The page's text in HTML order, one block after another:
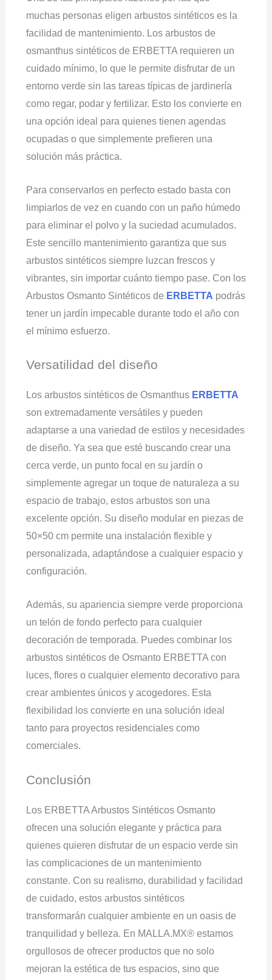
muchas personas eligen arbustos sintéticos es la
facilidad de mantenimiento. Los arbustos de
osmanthus sintéticos de ERBETTA requieren un
cuidado mínimo, lo que le permite disfrutar de un
entorno verde sin las tareas típicas de jardinería
como regar, podar y fertilizar. Esto los convierte en
una opción ideal para quienes tienen agendas
ocupadas o que simplemente prefieren una
solución más práctica.
Para conservarlos en perfecto estado basta con
limpiarlos de vez en cuando con un paño húmedo
para eliminar el polvo y la suciedad acumulados.
Este sencillo mantenimiento garantiza que sus
arbustos sintéticos siempre luzcan frescos y
vibrantes, sin importar cuánto tiempo pase. Con los
Arbustos Osmanto Sintéticos de ERBETTA podrás
tener un jardín impecable durante todo el año con
el mínimo esfuerzo.
Versatilidad del diseño
Los arbustos sintéticos de Osmanthus ERBETTA
son extremadamente versátiles y pueden
adaptarse a una variedad de estilos y necesidades
de diseño. Ya sea que esté buscando crear una
cerca verde, un punto focal en su jardín o
simplemente agregar un toque de naturaleza a su
espacio de trabajo, estos arbustos son una
excelente opción. Su diseño modular en piezas de
50×50 cm permite una instalación flexible y
personalizada, adaptándose a cualquier espacio y
configuración.
Además, su apariencia siempre verde proporciona
un telón de fondo perfecto para cualquier
decoración de temporada. Puedes combinar los
arbustos sintéticos de Osmanto ERBETTA con
luces, flores o cualquier elemento decorativo para
crear ambientes únicos y acogedores. Esta
flexibilidad los convierte en una solución ideal
tanto para proyectos residenciales como
comerciales.
Conclusión
Los ERBETTA Arbustos Sintéticos Osmanto
ofrecen una solución elegante y práctica para
quienes quieren disfrutar de un espacio verde sin
las complicaciones de un mantenimiento
constante. Con su realismo, durabilidad y facilidad
de cuidado, estos arbustos sintéticos
transformarán cualquier ambiente en un oasis de
tranquilidad y belleza. En MALLA.MX® estamos
orgullosos de ofrecer productos que no solo
mejoran la estética de tus espacios, sino que